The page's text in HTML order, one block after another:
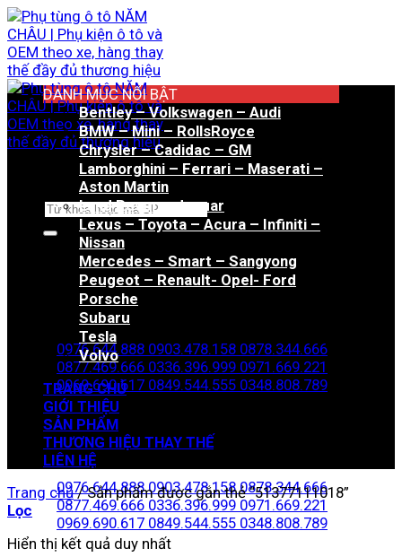
Bỏ
qua
nội
dung
Tìm
Hotline đặt hàng
0976.644.888 0903.478.158 0878.344.666
0877.469.666 0336.396.999 0971.669.221
0969.690.617 0849.544.555 0348.808.789
Zalo đặt hàng
0976.644.888 0903.478.158 0878.344.666
0877.469.666 0336.396.999 0971.669.221
0969.690.617 0849.544.555 0348.808.789
DANH MỤC NỔI BẬT
Bentley – Volkswagen – Audi
BMW – Mini – RollsRoyce
Chrysler – Cadidac – GM
Lamborghini – Ferrari – Maserati –
Aston Martin
Land Rover – Jaguar
Lexus – Toyota – Acura – Infiniti –
Nissan
Mercedes – Smart – Sangyong
Peugeot – Renault- Opel- Ford
Porsche
Subaru
Tesla
Volvo
TRANG CHỦ
GIỚI THIỆU
SẢN PHẨM
THƯƠNG HIỆU THAY THẾ
LIÊN HỆ
Trang chủ /Sản phẩm được gắn thẻ “51377111018”
Lọc
Hiển thị kết quả duy nhất